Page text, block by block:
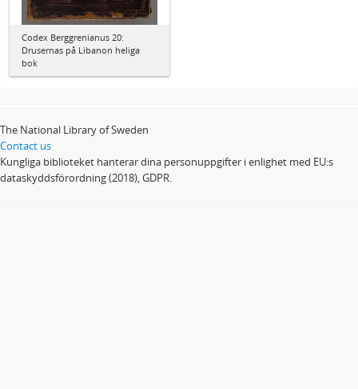
Codex Berggrenianus 20:
Drusernas på Libanon heliga
bok
The National Library of Sweden
Contact us
Kungliga biblioteket hanterar dina personuppgifter i enlighet med EU:s
dataskyddsförordning (2018), GDPR.